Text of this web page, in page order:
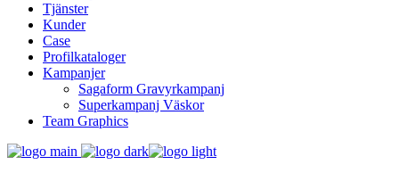
Tjänster
Kunder
Case
Profilkataloger
Kampanjer
Sagaform Gravyrkampanj
Superkampanj Väskor
Team Graphics